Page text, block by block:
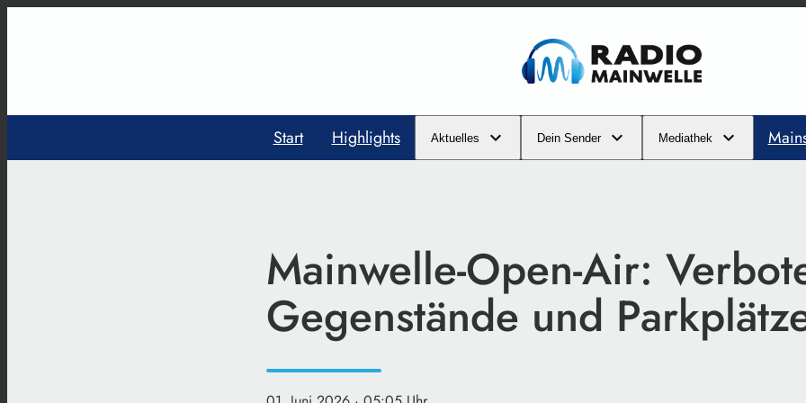
Start Highlights Aktuelles Dein Sender Mediathek
Mainwelle-Open-Air:
Gegenstände und